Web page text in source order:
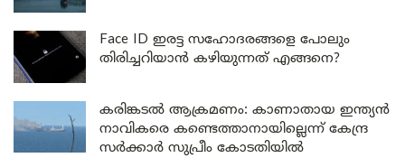
Face ID ഇരട്ട സഹോദരങ്ങളെ പോലും
തിരിച്ചറിയാൻ കഴിയുന്നത് എങ്ങനെ?
കരിങ്കടൽ ആക്രമണം: കാണാതായ ഇന്ത്യൻ
നാവികരെ കണ്ടെത്താനായില്ലെന്ന് കേന്ദ്ര
സർക്കാർ സുപ്രീം കോടതിയിൽ